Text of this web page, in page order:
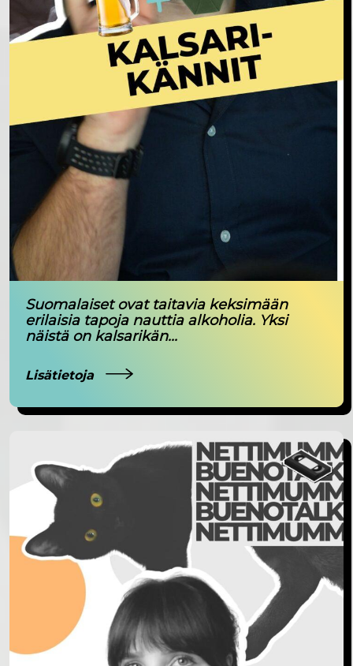
Suomalaiset ovat taitavia keksimään
erilaisia tapoja nauttia alkoholia. Yksi
näistä on kalsarikän...
Lisätietoja